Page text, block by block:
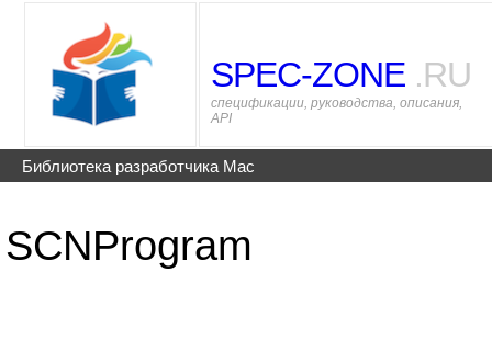
SPEC-ZONE .RU
спецификации, руководства, описания,
API
Библиотека разработчика Mac
SCNProgram